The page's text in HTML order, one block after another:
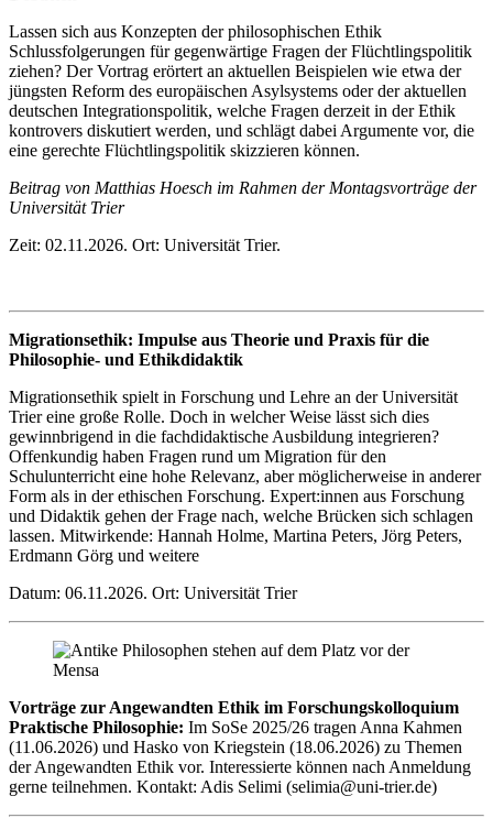
Lassen sich aus Konzepten der philosophischen Ethik
Schlussfolgerungen für gegenwärtige Fragen der Flüchtlingspolitik
ziehen? Der Vortrag erörtert an aktuellen Beispielen wie etwa der
jüngsten Reform des europäischen Asylsystems oder der aktuellen
deutschen Integrationspolitik, welche Fragen derzeit in der Ethik
kontrovers diskutiert werden, und schlägt dabei Argumente vor, die
eine gerechte Flüchtlingspolitik skizzieren können.
Beitrag von Matthias Hoesch im Rahmen der Montagsvorträge der
Universität Trier
Zeit: 02.11.2026. Ort: Universität Trier.
Migrationsethik: Impulse aus Theorie und Praxis für die
Philosophie- und Ethikdidaktik
Migrationsethik spielt in Forschung und Lehre an der Universität
Trier eine große Rolle. Doch in welcher Weise lässt sich dies
gewinnbrigend in die fachdidaktische Ausbildung integrieren?
Offenkundig haben Fragen rund um Migration für den
Schulunterricht eine hohe Relevanz, aber möglicherweise in anderer
Form als in der ethischen Forschung. Expert:innen aus Forschung
und Didaktik gehen der Frage nach, welche Brücken sich schlagen
lassen. Mitwirkende: Hannah Holme, Martina Peters, Jörg Peters,
Erdmann Görg und weitere
Datum: 06.11.2026. Ort: Universität Trier
Vorträge zur Angewandten Ethik im Forschungskolloquium
Praktische Philosophie: Im SoSe 2025/26 tragen Anna Kahmen
(11.06.2026) und Hasko von Kriegstein (18.06.2026) zu Themen
der Angewandten Ethik vor. Interessierte können nach Anmeldung
gerne teilnehmen. Kontakt: Adis Selimi (selimia@uni-trier.de)